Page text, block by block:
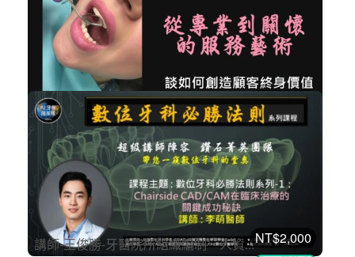
系列性課程 加入購物車
購買後有效期限：2027-08-06
3287
NT$2,000
牙醫服務之心：從專業到關懷的服務...
經營管理 加入購物車
購買後有效期限：課程下架時
3279
NT$2,000